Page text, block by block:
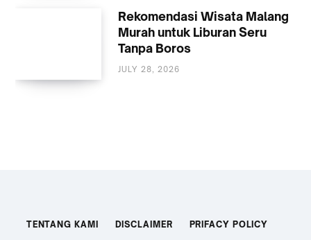
Rekomendasi Wisata Malang
Murah untuk Liburan Seru
Tanpa Boros
JULY 28, 2026
TENTANG KAMI DISCLAIMER PRIFACY POLICY